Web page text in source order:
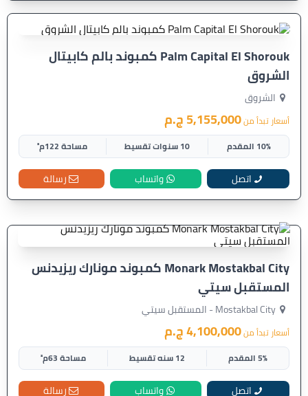
Palm Capital El Shorouk كمبوند بالم كابيتال
الشروق
الشروق
أسعار تبدأ من5,155,000 ج.م
10% المقدم 10 سنوات تقسيط مساحة 122م²
اتصل واتساب رسالة
Monark Mostakbal City كمبوند مونارك ريزيدنس
المستقبل سيتي
Mostakbal City - المستقبل سيتي
أسعار تبدأ من4,100,000 ج.م
5% المقدم 12 سنه تقسيط مساحة 63م²
اتصل واتساب رسالة